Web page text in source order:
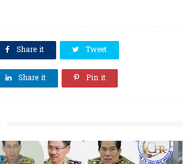
Share it Tweet
Share it Pin it